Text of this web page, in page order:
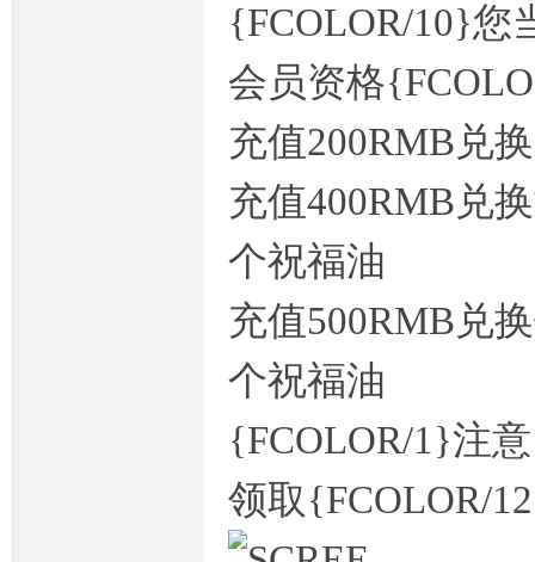
{FCOLOR/10}您
会员资格
充值200RMB兑
充值400RMB兑
个祝福油
充值500RMB兑
个祝福油
{FCOLOR/1}注
领取{FCOLOR/